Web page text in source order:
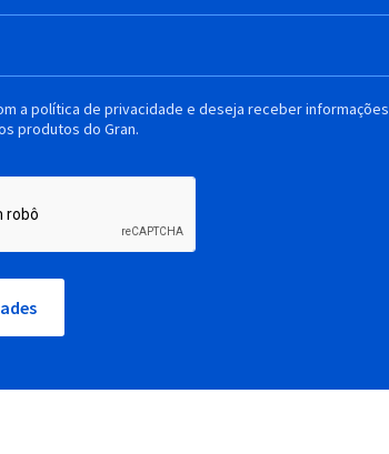
a política de privacidade e deseja receber informações
produtos do Gran.